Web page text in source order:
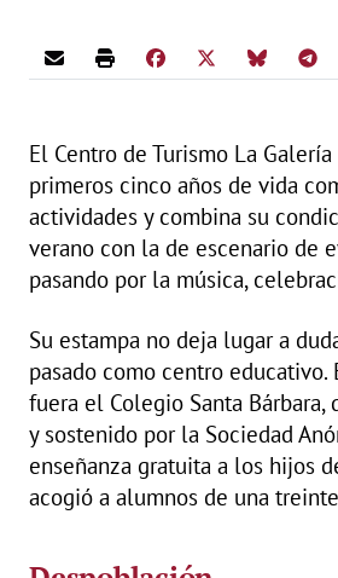
El Centro de Turismo La
primeros cinco años de vida
actividades y combina su
verano con la de escenario de
pasando por la música,
Su estampa no deja lugar a
pasado como centro educativo.
fuera el Colegio Santa
y sostenido por la Sociedad
enseñanza gratuita a los hijos
acogió a alumnos de una